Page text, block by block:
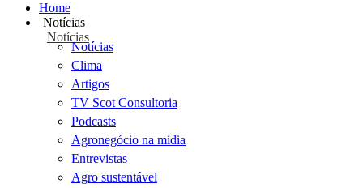
Home
Notícias
Notícias
Notícias
Clima
Artigos
TV Scot Consultoria
Podcasts
Agronegócio na mídia
Entrevistas
Agro sustentável